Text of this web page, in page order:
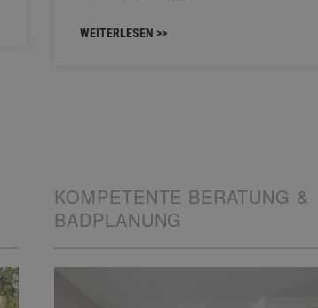
WEITERLESEN >>
KOMPETENTE BERATUNG &
BADPLANUNG